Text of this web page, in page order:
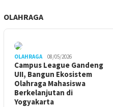
OLAHRAGA
OLAHRAGA 08/05/2026
Campus League Gandeng
UII, Bangun Ekosistem
Olahraga Mahasiswa
Berkelanjutan di
Yogyakarta